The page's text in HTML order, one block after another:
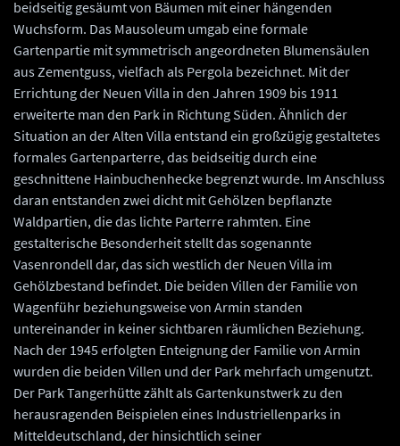
beidseitig gesäumt von Bäumen mit einer hängenden
Wuchsform. Das Mausoleum umgab eine formale
Gartenpartie mit symmetrisch angeordneten Blumensäulen
aus Zementguss, vielfach als Pergola bezeichnet. Mit der
Errichtung der Neuen Villa in den Jahren 1909 bis 1911
erweiterte man den Park in Richtung Süden. Ähnlich der
Situation an der Alten Villa entstand ein großzügig gestaltetes
formales Gartenparterre, das beidseitig durch eine
geschnittene Hainbuchenhecke begrenzt wurde. Im Anschluss
daran entstanden zwei dicht mit Gehölzen bepflanzte
Waldpartien, die das lichte Parterre rahmten. Eine
gestalterische Besonderheit stellt das sogenannte
Vasenrondell dar, das sich westlich der Neuen Villa im
Gehölzbestand befindet. Die beiden Villen der Familie von
Wagenführ beziehungsweise von Armin standen
untereinander in keiner sichtbaren räumlichen Beziehung.
Nach der 1945 erfolgten Enteignung der Familie von Armin
wurden die beiden Villen und der Park mehrfach umgenutzt.
Der Park Tangerhütte zählt als Gartenkunstwerk zu den
herausragenden Beispielen eines Industriellenparks in
Mitteldeutschland, der hinsichtlich seiner